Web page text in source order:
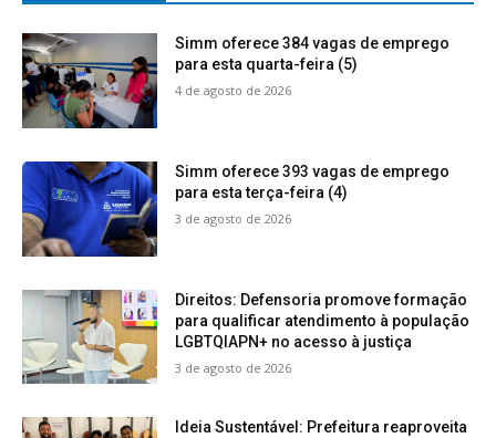
Simm oferece 384 vagas de emprego
para esta quarta-feira (5)
4 de agosto de 2026
Simm oferece 393 vagas de emprego
para esta terça-feira (4)
3 de agosto de 2026
Direitos: Defensoria promove formação
para qualificar atendimento à população
LGBTQIAPN+ no acesso à justiça
3 de agosto de 2026
Ideia Sustentável: Prefeitura reaproveita